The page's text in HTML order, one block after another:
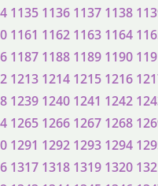
1135 1136 1137 1138
1161 1162 1163 1164
1187 1188 1189 1190
1213 1214 1215 1216
1239 1240 1241 1242
1265 1266 1267 1268
1291 1292 1293 1294
1317 1318 1319 1320